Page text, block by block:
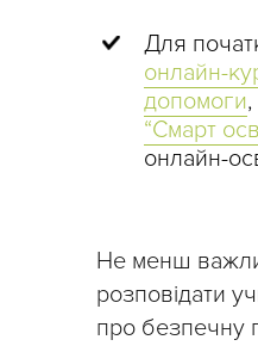
Для
онлайн-
допомоги
“Смарт
онлайн-
Не менш
розповідати
про безпечну